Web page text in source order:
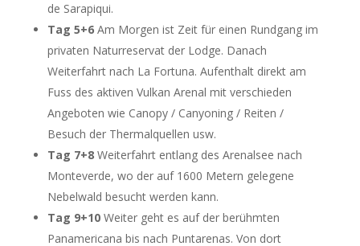
de Sarapiqui.
Tag 5+6 Am Morgen ist Zeit für einen Rundgang im
privaten Naturreservat der Lodge. Danach
Weiterfahrt nach La Fortuna. Aufenthalt direkt am
Fuss des aktiven Vulkan Arenal mit verschieden
Angeboten wie Canopy / Canyoning / Reiten /
Besuch der Thermalquellen usw.
Tag 7+8 Weiterfahrt entlang des Arenalsee nach
Monteverde, wo der auf 1600 Metern gelegene
Nebelwald besucht werden kann.
Tag 9+10 Weiter geht es auf der berühmten
Panamericana bis nach Puntarenas. Von dort